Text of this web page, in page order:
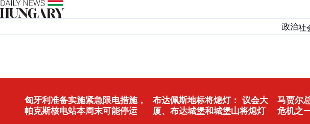
Skip to content
政治社
匈牙利准备实施紧急限电措施，
帕克斯核电站本周末可能停运
布达佩斯地标将熄灯： 议会大
厦、布达城堡和城堡山将熄灯
马贾尔
危机之